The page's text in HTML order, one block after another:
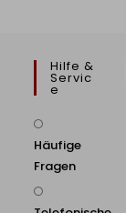
Hilfe &
Servic
E
Häufige
Fragen